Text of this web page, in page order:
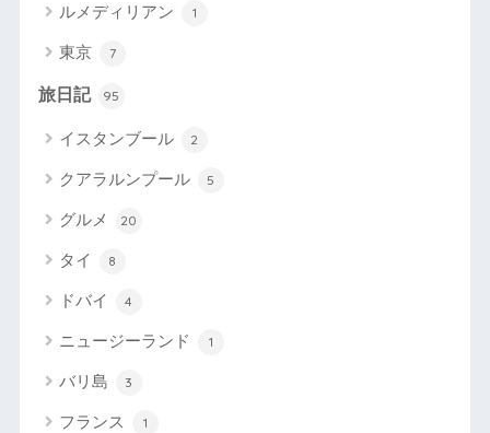
ルメディリアン 1
東京 7
旅日記 95
イスタンブール 2
クアラルンプール 5
グルメ 20
タイ 8
ドバイ 4
ニュージーランド 1
バリ島 3
フランス 1